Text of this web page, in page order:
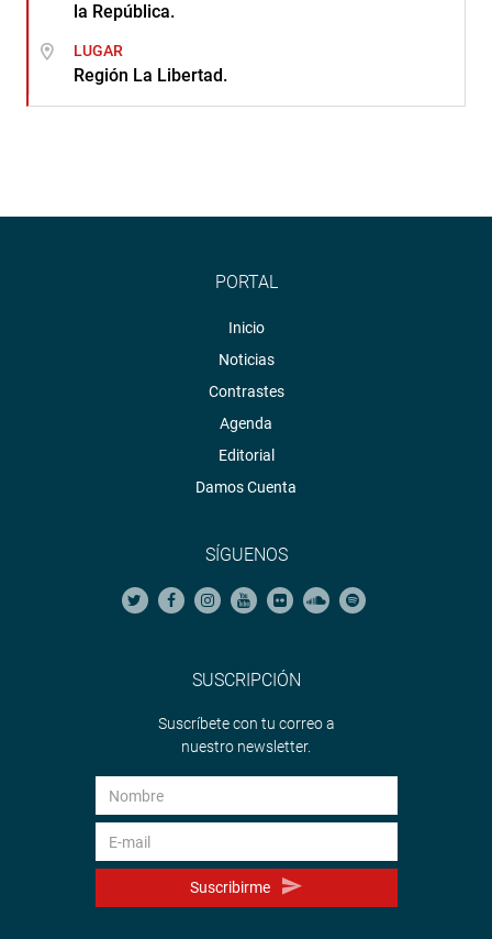
la República.
LUGAR
Región La Libertad.
PORTAL
Inicio
Noticias
Contrastes
Agenda
Editorial
Damos Cuenta
SÍGUENOS
SUSCRIPCIÓN
Suscríbete con tu correo a
nuestro newsletter.
Suscribirme